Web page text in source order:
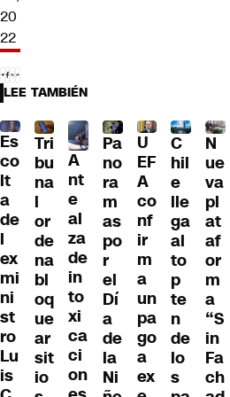
20
22
LEE TAMBIÉN
Es
co
lt
a
de
l
ex
mi
ni
st
ro
Lu
is
Tri
bu
na
l
or
de
na
bl
oq
ue
ar
sit
io
A
nt
e
al
za
de
in
to
xi
ca
ci
on
Pa
no
ra
m
as
po
r
el
Dí
a
de
la
Ni
U
EF
A
co
nf
ir
m
a
un
pa
go
a
ex
C
hil
e
lle
ga
al
to
p
te
n
de
lo
s
N
ue
va
pl
at
af
or
m
a
“S
in
Fa
ch